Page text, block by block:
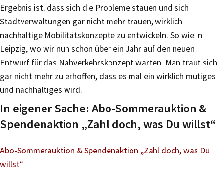
Ergebnis ist, dass sich die Probleme stauen und sich
Stadtverwaltungen gar nicht mehr trauen, wirklich
nachhaltige Mobilitätskonzepte zu entwickeln. So wie in
Leipzig, wo wir nun schon über ein Jahr auf den neuen
Entwurf für das Nahverkehrskonzept warten. Man traut sich
gar nicht mehr zu erhoffen, dass es mal ein wirklich mutiges
und nachhaltiges wird.
In eigener Sache: Abo-Sommerauktion &
Spendenaktion „Zahl doch, was Du willst“
Abo-Sommerauktion & Spendenaktion „Zahl doch, was Du
willst“